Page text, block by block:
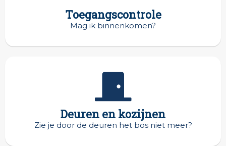
Toegangscontrole
Mag ik binnenkomen?
Deuren en kozijnen
Zie je door de deuren het bos niet meer?